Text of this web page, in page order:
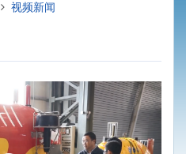
视频新闻